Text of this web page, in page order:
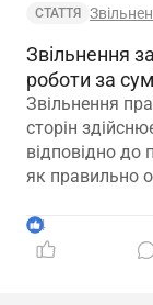
СТАТТЯ
Звільнення
роботи за
Звільнення
сторін
відповідно до
як правильно
зафіксувати
роботодавцем.
4